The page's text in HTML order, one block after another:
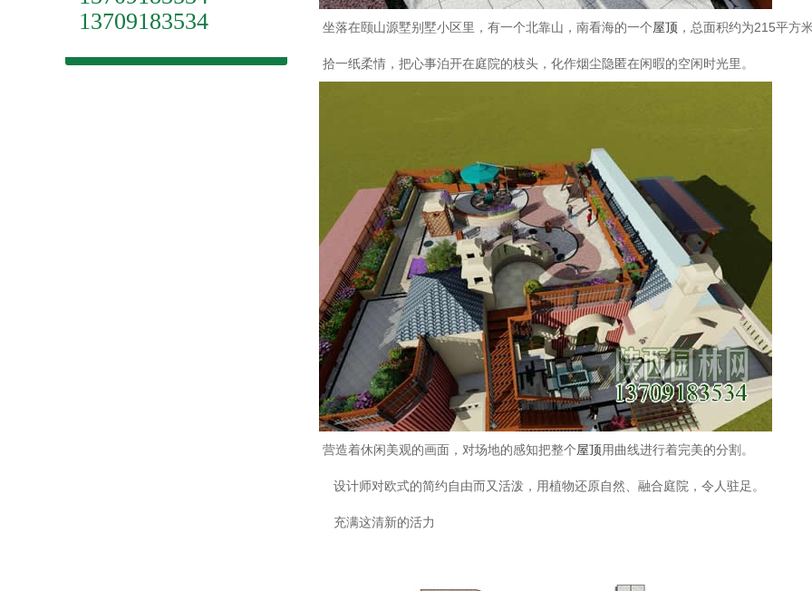
13709183534
坐落在颐山源墅别墅小区里，有一个北靠山，南看海的一个屋顶 ，总面积约为215平方米
拾一纸柔情，把心事泊开在庭院的枝头，化作烟尘隐匿在闲暇的空闲时光里。
营造着休闲美观的画面，对场地的感知把整个屋顶用曲线进行着完美的分割。
设计师对欧式的简约自由而又活泼，用植物还原自然、融合庭院，令人驻足。
充满这清新的活力